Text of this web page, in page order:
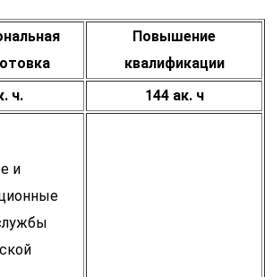
Повышение
квалификации
ч.
144 ак. ч
и